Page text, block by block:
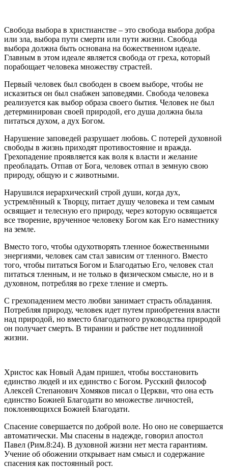
Свобода выбора в христианстве – это свобода выбора добра
или зла, выбора пути смерти или пути жизни. Свобода
выбора должна быть основана на божественном идеале.
Главным в этом идеале является свобода от греха, который
порабощает человека множеству страстей.
Первый человек был свободен в своем выборе, чтобы не
исказиться он был снабжен заповедями. Свобода человека
реализуется как выбор образа своего бытия. Человек не был
детерминирован своей природой, его душа должна была
питаться духом, а дух Богом.
Нарушение заповедей разрушает любовь. С потерей духовной
свободы в жизнь приходят противостояние и вражда.
Грехопадение проявляется как воля к власти и желание
преобладать. Отпав от Бога, человек отпал в земную свою
природу, общую и с животными.
Нарушился иерархический строй души, когда дух,
устремлённый к Творцу, питает душу человека и тем самым
освящает и телесную его природу, через которую освящается
все творение, врученное человеку Богом как Его наместнику
на земле.
Вместо того, чтобы одухотворять тленное божественными
энергиями, человек сам стал зависим от тленного. Вместо
того, чтобы питаться Богом и Благодатью Его, человек стал
питаться тленным, и не только в физическом смысле, но и в
духовном, потребляя во грехе тление и смерть.
С грехопадением место любви занимает страсть обладания.
Потребляя природу, человек идет путем приобретения власти
над природой, но вместо благодатного руководства природой
он получает смерть. В тирании и рабстве нет подлинной
жизни.
Христос как Новый Адам пришел, чтобы восстановить
единство людей и их единство с Богом. Русский философ
Алексей Степанович Хомяков писал о Церкви, что она есть
единство Божией Благодати во множестве личностей,
поклоняющихся Божией Благодати.
Спасение совершается по доброй воле. Но оно не совершается
автоматически. Мы спасены в надежде, говорил апостол
Павел (Рим.8:24). В духовной жизни нет места гарантиям.
Учение об обожении открывает нам смысл и содержание
спасения как постоянный рост.